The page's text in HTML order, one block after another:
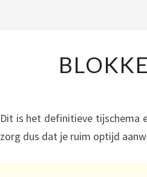
Dit is het definitieve tijschema
zorg dus dat je ruim optijd